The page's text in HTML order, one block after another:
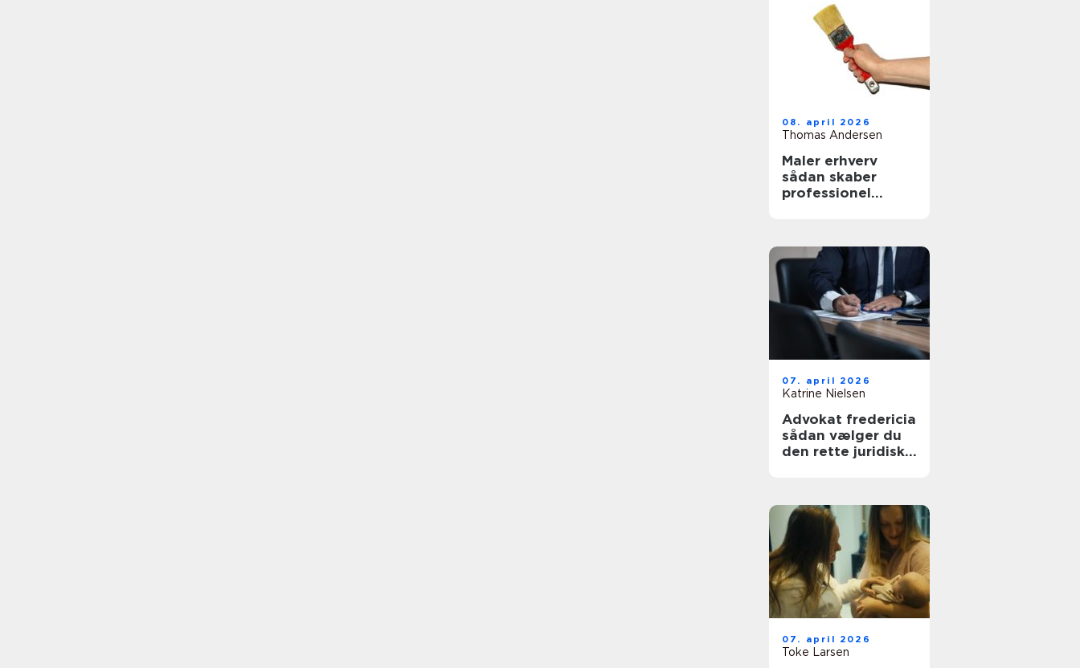
08. april 2026
Thomas Andersen
Maler erhverv
sådan skaber
professionel
07. april 2026
Katrine Nielsen
Advokat fredericia
sådan vælger du
den rette juridiske
07. april 2026
Toke Larsen